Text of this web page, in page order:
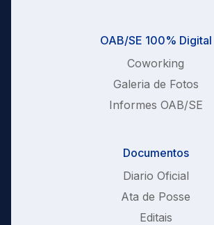
OAB/SE 100% Digital
Coworking
Galeria de Fotos
Informes OAB/SE
Documentos
Diario Oficial
Ata de Posse
Editais